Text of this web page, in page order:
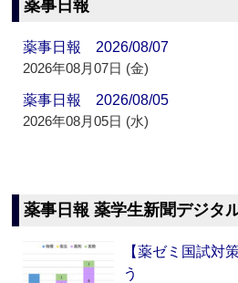
薬事日報
薬事日報 2026/08/07
2026年08月07日 (金)
薬事日報 2026/08/05
2026年08月05日 (水)
薬事日報 薬学生新聞デジタ
【薬ゼミ国試対
う